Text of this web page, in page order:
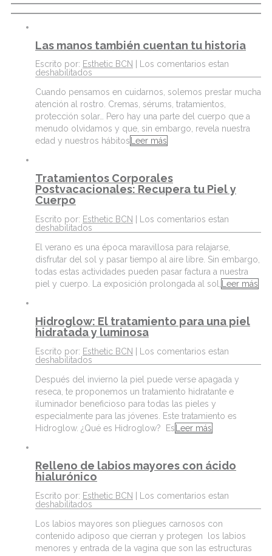
Las manos también cuentan tu historia
Escrito por: Esthetic BCN
Los comentarios estan
deshabilitados
Cuando pensamos en cuidarnos, solemos prestar mucha
atención al rostro. Cremas, sérums, tratamientos,
protección solar… Pero hay una parte del cuerpo que a
menudo olvidamos y que, sin embargo, revela nuestra
edad y nuestros hábitos Leer más
Tratamientos Corporales
Postvacacionales: Recupera tu Piel y
Cuerpo
Escrito por: Esthetic BCN
Los comentarios estan
deshabilitados
El verano es una época maravillosa para relajarse,
disfrutar del sol y pasar tiempo al aire libre. Sin embargo,
todas estas actividades pueden pasar factura a nuestra
piel y cuerpo. La exposición prolongada al sol, Leer más
Hidroglow: El tratamiento para una piel
hidratada y luminosa
Escrito por: Esthetic BCN
Los comentarios estan
deshabilitados
Después del invierno la piel puede verse apagada y
reseca, te proponemos un tratamiento hidratante e
iluminador beneficioso para todas las pieles y
especialmente para las jóvenes. Este tratamiento es
Hidroglow. ¿Qué es Hidroglow? Es Leer más
Relleno de labios mayores con ácido
hialurónico
Escrito por: Esthetic BCN
Los comentarios estan
deshabilitados
Los labios mayores son pliegues carnosos con
contenido adiposo que cierran y protegen los labios
menores y entrada de la vagina que son las estructuras